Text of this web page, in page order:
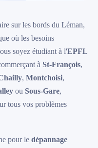
sur les bords du Léman,
où les besoins
soyez étudiant à l'EPFL
à St-François,
, Montchoisi,
ou Sous-Gare,
tous vos problèmes
pour le dépannage